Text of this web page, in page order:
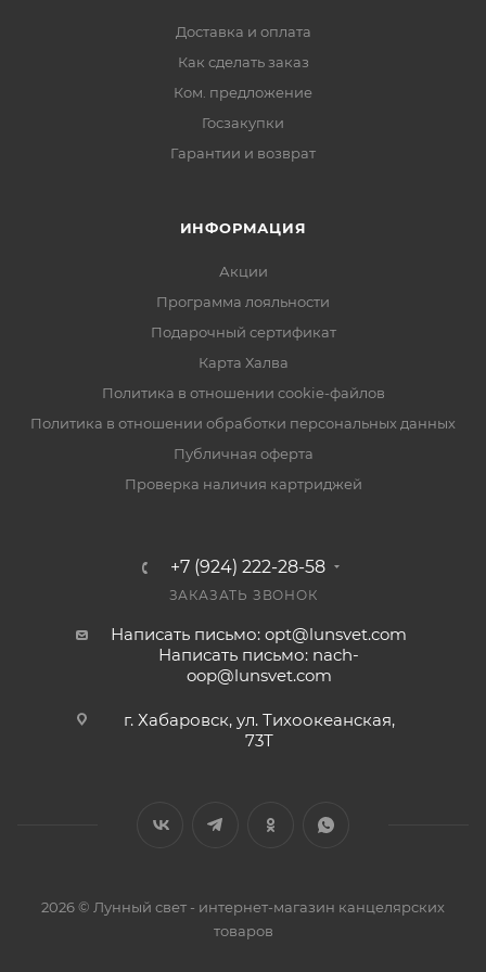
Доставка и оплата
Как сделать заказ
Ком. предложение
Госзакупки
Гарантии и возврат
ИНФОРМАЦИЯ
Акции
Программа лояльности
Подарочный сертификат
Карта Халва
Политика в отношении cookie-файлов
Политика в отношении обработки персональных данных
Публичная оферта
Проверка наличия картриджей
+7 (924) 222-28-58
ЗАКАЗАТЬ ЗВОНОК
Написать письмо: opt@lunsvet.com
Написать письмо: nach-
oop@lunsvet.com
г. Хабаровск, ул. Тихоокеанская,
73Т
2026 © Лунный свет - интернет-магазин канцелярских
товаров